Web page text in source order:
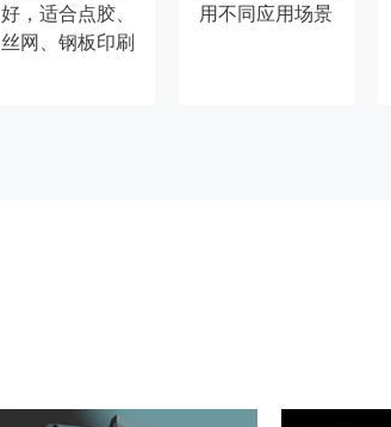
好，适合点胶、
丝网、钢板印刷
用不同应用场景